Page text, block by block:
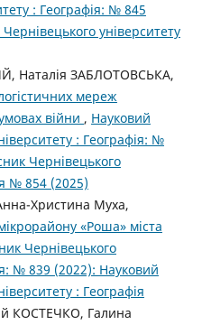
: Географія: № 845
університету
Наталія ЗАБЛОТОВСЬКА,
мереж
війни , Науковий
: Географія: №
Чернівецького
№ 854 (2025)
Христина Муха,
«Роша» міста
Чернівецького
№ 839 (2022): Науковий
: Географія
КОСТЕЧКО, Галина